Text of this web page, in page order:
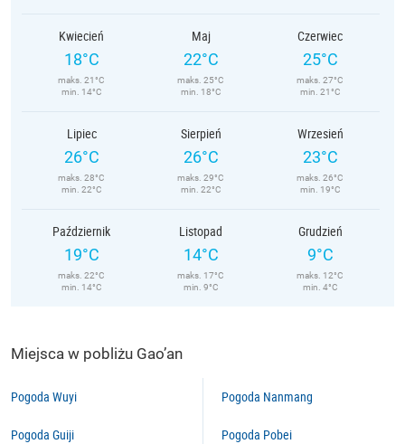
Kwiecień
18°C
maks. 21°C
min. 14°C
Maj
22°C
maks. 25°C
min. 18°C
Czerwiec
25°C
maks. 27°C
min. 21°C
Lipiec
26°C
maks. 28°C
min. 22°C
Sierpień
26°C
maks. 29°C
min. 22°C
Wrzesień
23°C
maks. 26°C
min. 19°C
Październik
19°C
maks. 22°C
min. 14°C
Listopad
14°C
maks. 17°C
min. 9°C
Grudzień
9°C
maks. 12°C
min. 4°C
Miejsca w pobliżu Gao’an
Pogoda Wuyi
Pogoda Guiji
Pogoda Nanmang
Pogoda Pobei